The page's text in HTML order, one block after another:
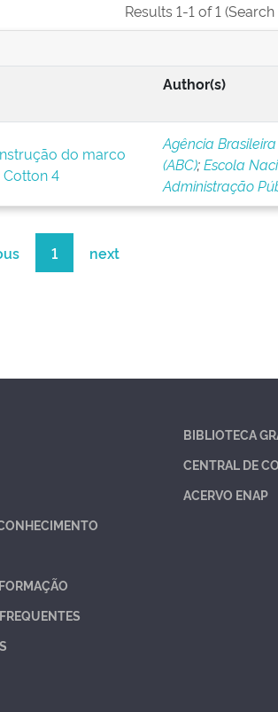
Results 1-1 of 1
Author(s)
do marco
4
Agência
(ABC);Escola
Administração
1 next
BIBLIOTECA
CENTRAL DE
ACERVO ENAP